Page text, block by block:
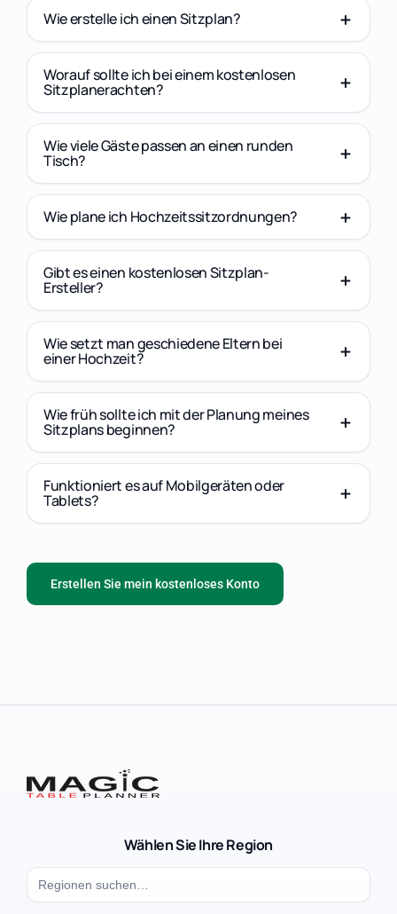
Wie erstelle ich einen Sitzplan?
Worauf sollte ich bei einem kostenlosen
Sitzplanerachten?
Wie viele Gäste passen an einen runden
Tisch?
Wie plane ich Hochzeitssitzordnungen?
Gibt es einen kostenlosen Sitzplan-
Ersteller?
Wie setzt man geschiedene Eltern bei
einer Hochzeit?
Wie früh sollte ich mit der Planung meines
Sitzplans beginnen?
Funktioniert es auf Mobilgeräten oder
Tablets?
Erstellen Sie mein kostenloses Konto
Wählen Sie Ihre Region